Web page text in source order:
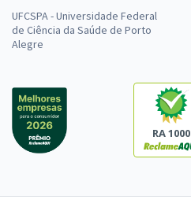
UFCSPA - Universidade Federal
de Ciência da Saúde de Porto
Alegre
RA 1000